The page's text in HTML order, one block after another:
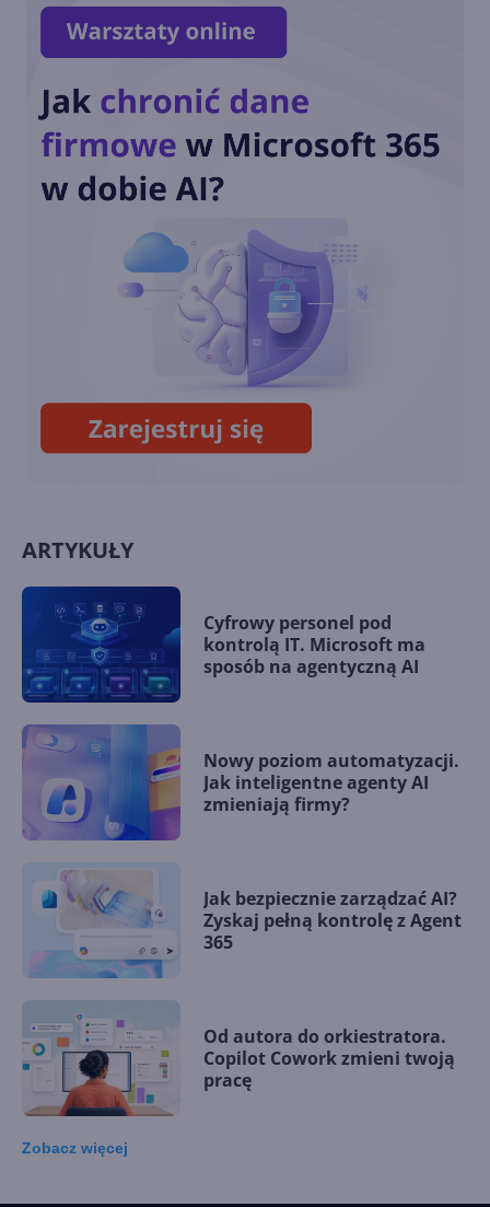
znamy już szczegóły
marketingu Xbox w Roblox
Microsoft zamyka studia
odpowiedzialne za Prey,
Redfall i nie tylko
ARTYKUŁY
Cyfrowy personel pod
kontrolą IT. Microsoft ma
sposób na agentyczną AI
Nowy poziom automatyzacji.
Jak inteligentne agenty AI
zmieniają firmy?
Jak bezpiecznie zarządzać AI?
Zyskaj pełną kontrolę z Agent
365
Od autora do orkiestratora.
Copilot Cowork zmieni twoją
pracę
Zobacz więcej